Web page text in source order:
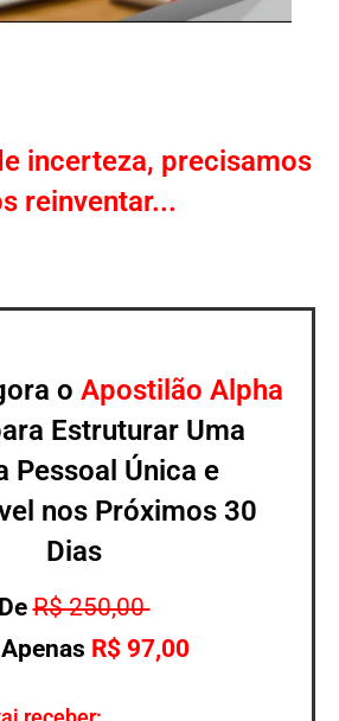
incerteza, precisamos
reinventar...
o Apostilão Alpha
Estruturar Uma
Pessoal Única e
nos Próximos 30
Dias
De R$ 250,00
R$ 97,00